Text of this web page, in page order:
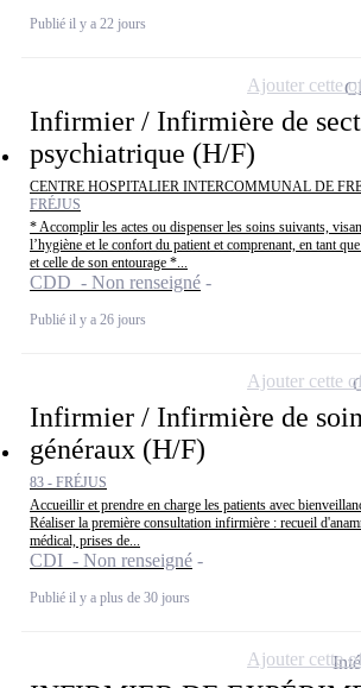
Publié il y a 22 jours
Infirmier / Infirmière de
psychiatrique (H/F)
CENTRE HOSPITALIER INTERCOMMUNAL DE
FRÉJUS
* Accomplir les actes ou dispenser les soins suivants,
l’hygiène et le confort du patient et comprenant, en tant
et celle de son entourage *...
CDD - Non renseigné
Publié il y a 26 jours
Ajouter cette
Infirmier / Infirmière de
généraux (H/F)
83 - FRÉJUS
Accueillir et prendre en charge les patients avec
Réaliser la première consultation infirmière : recueil
médical, prises de...
CDI - Non renseigné
Publié il y a plus de 30 jours
Ajouter cette
Ajouter cette